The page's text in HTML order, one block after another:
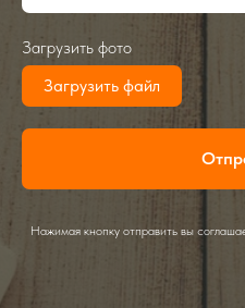
Загрузить фото
Загрузить файл
Нажимая кнопку отправить вы